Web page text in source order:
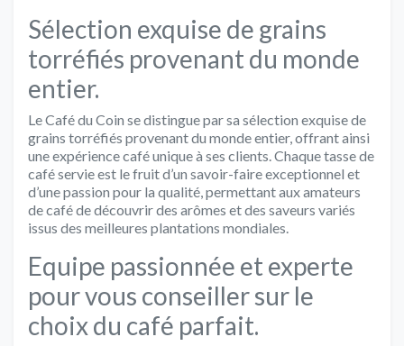
Sélection exquise de grains
torréfiés provenant du monde
entier.
Le Café du Coin se distingue par sa sélection exquise de
grains torréfiés provenant du monde entier, offrant ainsi
une expérience café unique à ses clients. Chaque tasse de
café servie est le fruit d’un savoir-faire exceptionnel et
d’une passion pour la qualité, permettant aux amateurs
de café de découvrir des arômes et des saveurs variés
issus des meilleures plantations mondiales.
Equipe passionnée et experte
pour vous conseiller sur le
choix du café parfait.